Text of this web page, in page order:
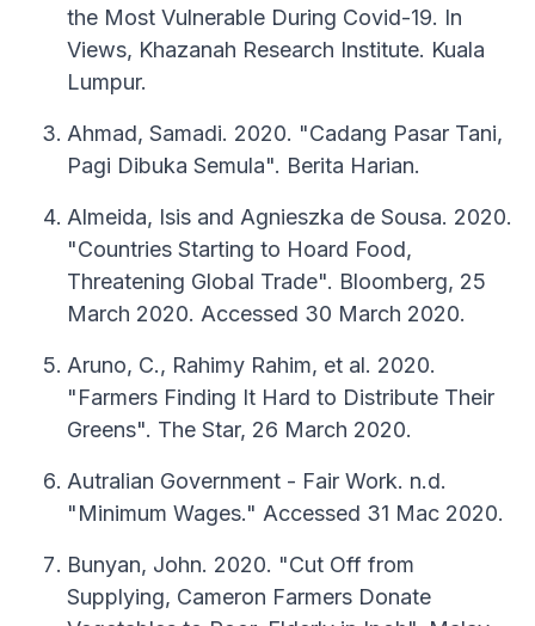
the Most Vulnerable During Covid-19. In
Views, Khazanah Research Institute. Kuala
Lumpur.
Ahmad, Samadi. 2020. "Cadang Pasar Tani,
Pagi Dibuka Semula". Berita Harian.
Almeida, Isis and Agnieszka de Sousa. 2020.
"Countries Starting to Hoard Food,
Threatening Global Trade". Bloomberg, 25
March 2020. Accessed 30 March 2020.
Aruno, C., Rahimy Rahim, et al. 2020.
"Farmers Finding It Hard to Distribute Their
Greens". The Star, 26 March 2020.
Autralian Government - Fair Work. n.d.
"Minimum Wages." Accessed 31 Mac 2020.
Bunyan, John. 2020. "Cut Off from
Supplying, Cameron Farmers Donate